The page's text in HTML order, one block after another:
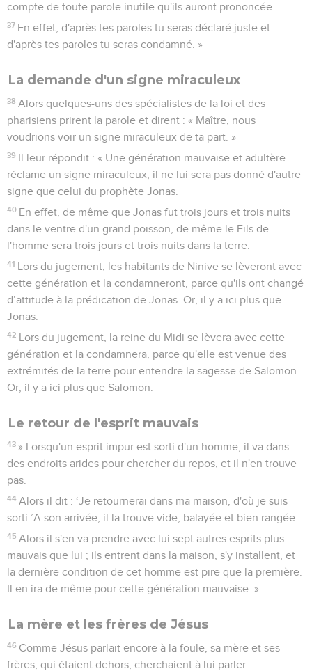
compte de toute parole inutile qu'ils auront prononcée.
37 En effet, d'après tes paroles tu seras déclaré juste et
d'après tes paroles tu seras condamné. »
La demande d'un signe miraculeux
38 Alors quelques-uns des spécialistes de la loi et des
pharisiens prirent la parole et dirent : « Maître, nous
voudrions voir un signe miraculeux de ta part. »
39 Il leur répondit : « Une génération mauvaise et adultère
réclame un signe miraculeux, il ne lui sera pas donné d'autre
signe que celui du prophète Jonas.
40 En effet, de même que Jonas fut trois jours et trois nuits
dans le ventre d'un grand poisson, de même le Fils de
l'homme sera trois jours et trois nuits dans la terre.
41 Lors du jugement, les habitants de Ninive se lèveront avec
cette génération et la condamneront, parce qu'ils ont changé
d’attitude à la prédication de Jonas. Or, il y a ici plus que
Jonas.
42 Lors du jugement, la reine du Midi se lèvera avec cette
génération et la condamnera, parce qu'elle est venue des
extrémités de la terre pour entendre la sagesse de Salomon.
Or, il y a ici plus que Salomon.
Le retour de l'esprit mauvais
43 » Lorsqu'un esprit impur est sorti d'un homme, il va dans
des endroits arides pour chercher du repos, et il n'en trouve
pas.
44 Alors il dit : ‘Je retournerai dans ma maison, d'où je suis
sorti.’A son arrivée, il la trouve vide, balayée et bien rangée.
45 Alors il s'en va prendre avec lui sept autres esprits plus
mauvais que lui ; ils entrent dans la maison, s'y installent, et
la dernière condition de cet homme est pire que la première.
Il en ira de même pour cette génération mauvaise. »
La mère et les frères de Jésus
46 Comme Jésus parlait encore à la foule, sa mère et ses
frères, qui étaient dehors, cherchaient à lui parler.